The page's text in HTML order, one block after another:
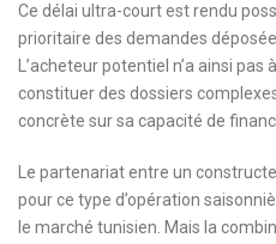
Ce délai ultra-court est rendu
prioritaire des demandes
L’acheteur potentiel n’a ainsi
constituer des dossiers
concrète sur sa capacité de
Le partenariat entre un
pour ce type d’opération
le marché tunisien. Mais la